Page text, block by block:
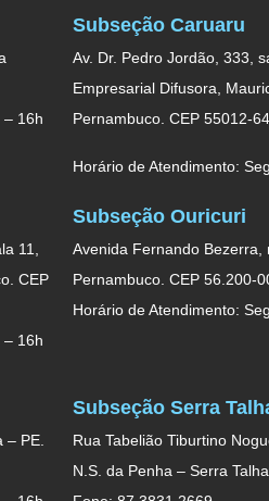
– 16h
Subseção Caruaru
Av. Dr. Pedro Jordão, 333,
Empresarial Difusora,
Pernambuco. CEP 55012-
Horário de Atendimento:
11,
CEP
– 16h
Subseção Ouricuri
Avenida Fernando Bezerra,
Pernambuco. CEP 56.200-
Horário de Atendimento:
PE.
Subseção Serra
Rua Tabelião Tiburtino
N.S. da Penha – Serra